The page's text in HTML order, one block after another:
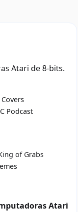
Atari de 8-bits.
Podcast
of Grabs
Atari